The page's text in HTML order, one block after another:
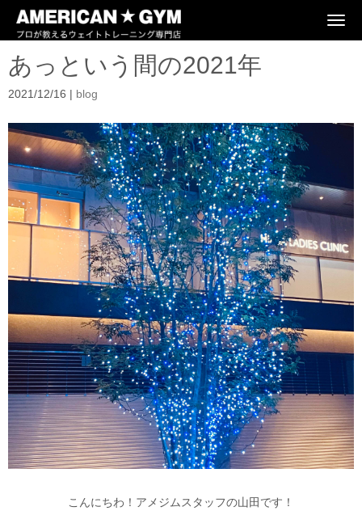
N
o
あっという間の2021年
2021/12/16 | blog
こんにちわ！アメジムスタッフの山田です！